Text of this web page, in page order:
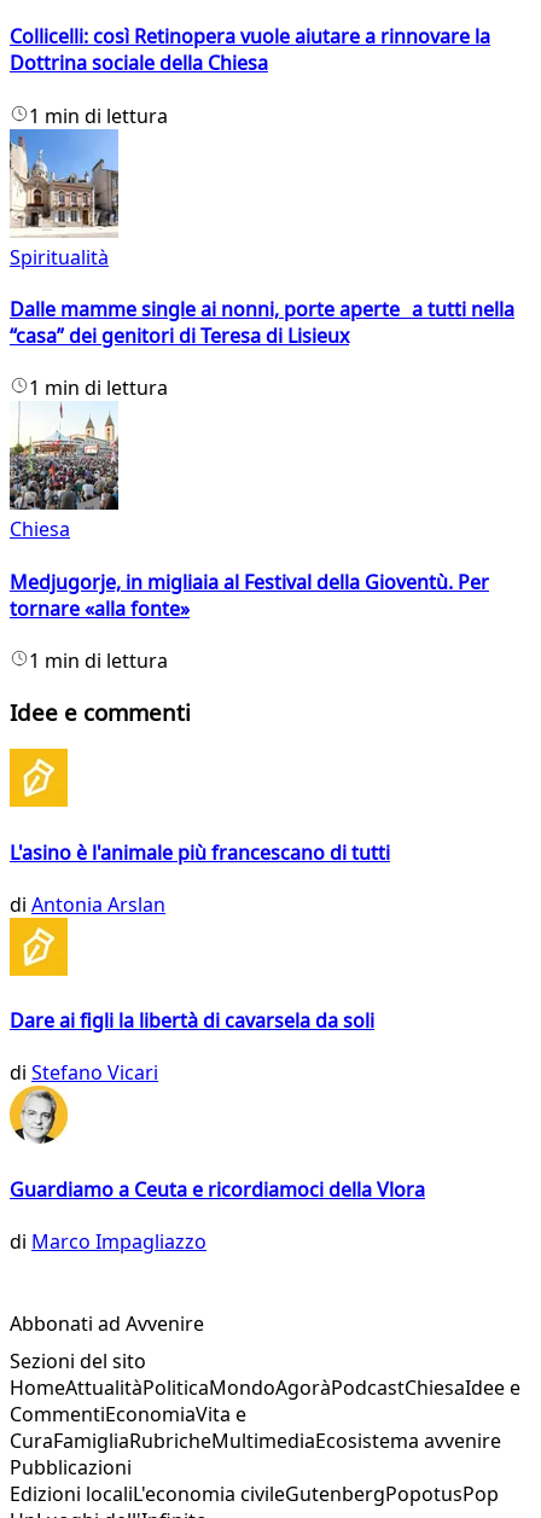
Collicelli: così Retinopera vuole aiutare a rinnovare la
Dottrina sociale della Chiesa
1 min di lettura
Spiritualità
Dalle mamme single ai nonni, porte aperte a tutti nella
“casa” dei genitori di Teresa di Lisieux
1 min di lettura
Chiesa
Medjugorje, in migliaia al Festival della Gioventù. Per
tornare «alla fonte»
1 min di lettura
Idee e commenti
L'asino è l'animale più francescano di tutti
di Antonia Arslan
Dare ai figli la libertà di cavarsela da soli
di Stefano Vicari
Guardiamo a Ceuta e ricordiamoci della Vlora
di Marco Impagliazzo
Abbonati ad Avvenire
Sezioni del sito
HomeAttualitàPoliticaMondoAgoràPodcastChiesaIdee e
CommentiEconomiaVita e
CuraFamigliaRubricheMultimediaEcosistema avvenire
Pubblicazioni
Edizioni localiL'economia civileGutenbergPopotusPop